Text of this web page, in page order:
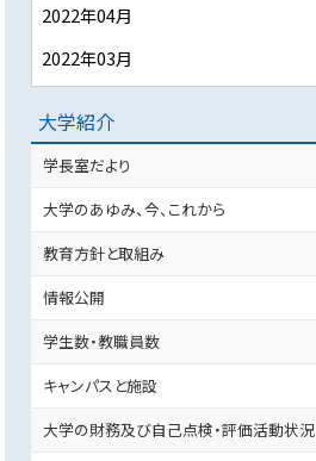
2022年04月
2022年03月
大学紹介
学長室だより
大学のあゆみ、今、これから
教育方針と取組み
情報公開
学生数・教職員数
キャンパスと施設
大学の財務及び自己点検・評価活動状況